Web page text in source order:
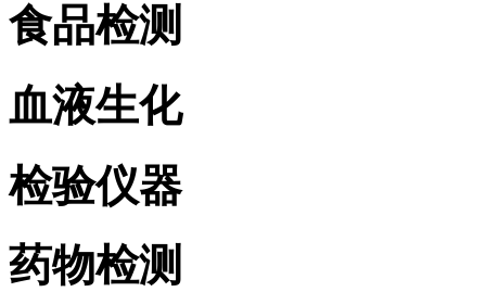
食品检测
血液生化
检验仪器
药物检测